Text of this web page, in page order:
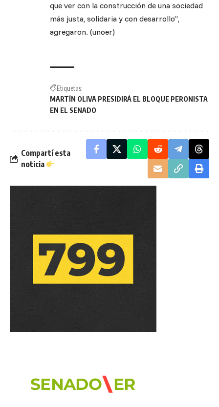
que ver con la construcción de una sociedad
más justa, solidaria y con desarrollo”,
agregaron. (unoer)
Etiquetas:
MARTÍN OLIVA PRESIDIRÁ EL BLOQUE PERONISTA
EN EL SENADO
Compartí esta
noticia